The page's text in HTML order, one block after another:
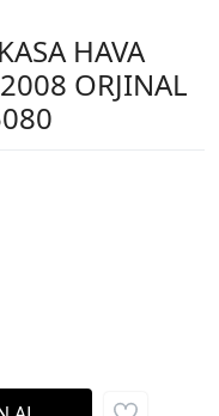
HAVA
ORJINAL